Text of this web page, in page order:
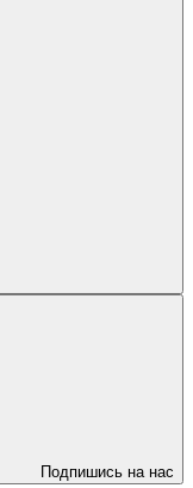
Подпишись на нас